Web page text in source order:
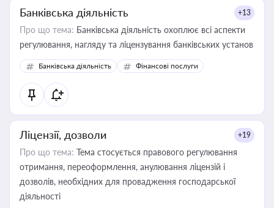
Банківська діяльність +13
Про що тема: Банківська діяльність охоплює всі аспекти
регулювання, нагляду та ліцензування банківських установ
Банківська діяльність Фінансові послуги
Ліцензії, дозволи +19
Про що тема: Тема стосується правового регулювання
отримання, переоформлення, анулювання ліцензій і
дозволів, необхідних для провадження господарської
діяльності